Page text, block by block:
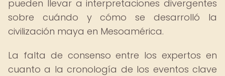
pueden llevar a interpretaciones divergentes
sobre cuándo y cómo se desarrolló la
civilización maya en Mesoamérica.
La falta de consenso entre los expertos en
cuanto a la cronología de los eventos clave